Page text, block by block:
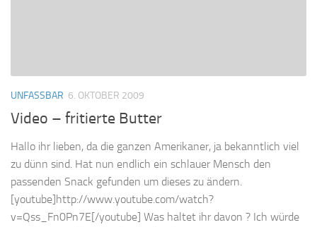
UNFASSBAR 6. OKTOBER 2009
Video – fritierte Butter
Hallo ihr lieben, da die ganzen Amerikaner, ja bekanntlich viel
zu dünn sind. Hat nun endlich ein schlauer Mensch den
passenden Snack gefunden um dieses zu ändern.
[youtube]http://www.youtube.com/watch?
v=Qss_Fn0Pn7E[/youtube] Was haltet ihr davon ? Ich würde